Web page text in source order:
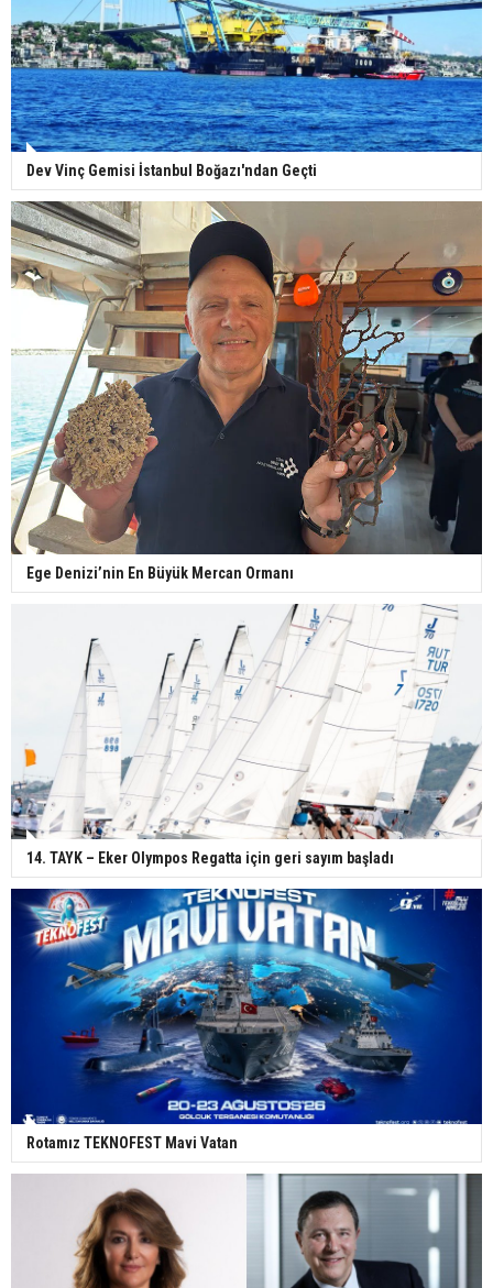
Dev Vinç Gemisi İstanbul Boğazı'ndan Geçti
Ege Denizi’nin En Büyük Mercan Ormanı
14. TAYK – Eker Olympos Regatta için geri sayım başladı
Rotamız TEKNOFEST Mavi Vatan